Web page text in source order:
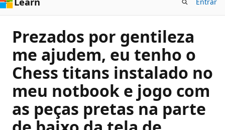
Prezados por gentileza
me ajudem, eu tenho o
Chess titans instalado no
meu notbook e jogo com
as peças pretas na parte